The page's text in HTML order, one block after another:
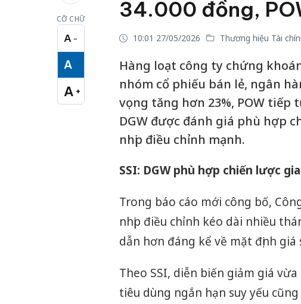
CỠ CHỮ
A −
Cỡ chữ nhỏ
A
Cỡ chữ vừa
A +
Cỡ chữ lớn
34.000 đồng,
10:01 27/05/2026 Thương hiệu Tài
Hàng loạt công ty chứng
nhóm cổ phiếu bán lẻ, ngân
vọng tăng hơn 23%, POW
DGW được đánh giá phù hợp
nhịp điều chỉnh mạnh.
SSI: DGW phù hợp chiến lược
Trong báo cáo mới công bố,
nhịp điều chỉnh kéo dài nhiều
dẫn hơn đáng kể về mặt định giá
Theo SSI, diễn biến giảm giá
tiêu dùng ngắn hạn suy yếu